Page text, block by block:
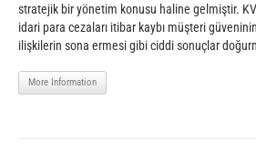
stratejik bir yönetim konusu haline gelmiştir.
idari para cezaları itibar kaybı müşteri
ilişkilerin sona ermesi gibi ciddi sonuçlar
More Information